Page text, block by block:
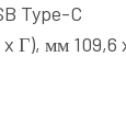
Type-C
Г), мм 109,6